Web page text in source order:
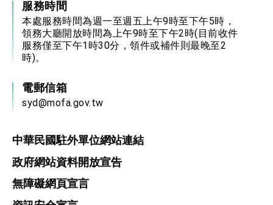
服務時間
本處服務時間為週一至週五上午9時至下午5時，
領務大廳開放時間為上午9時至下午2時(目前收件
服務僅至下午1時30分，領件或補件則最晚至2
時)。
電郵信箱
syd@mofa.gov.tw
中華民國駐外單位網站連結
政府網站資料開放宣告
無障礙網頁宣言